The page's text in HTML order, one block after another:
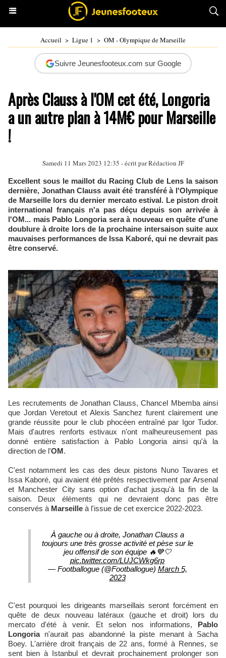
Accueil > Ligue 1 > OM - Olympique de Marseille
Suivre Jeunesfooteux.com sur Google
Après Clauss à l'OM cet été, Longoria
a un autre plan à 14M€ pour Marseille
!
Samedi 11 Mars 2023 12:35 - écrit par Rédaction JF
Excellent sous le maillot du Racing Club de Lens la saison
dernière, Jonathan Clauss avait été transféré à l'Olympique
de Marseille lors du dernier mercato estival. Le piston droit
international français n'a pas déçu depuis son arrivée à
l'OM... mais Pablo Longoria sera à nouveau en quête d'une
doublure à droite lors de la prochaine intersaison suite aux
mauvaises performances de Issa Kaboré, qui ne devrait pas
être conservé.
Les recrutements de Jonathan Clauss, Chancel Mbemba ainsi
que Jordan Veretout et Alexis Sanchez furent clairement une
grande réussite pour le club phocéen entraîné par Igor Tudor.
Mais d'autres renforts estivaux n'ont malheureusement pas
donné entière satisfaction à Pablo Longoria ainsi qu'à la
direction de l'OM.
C'est notamment les cas des deux pistons Nuno Tavares et
Issa Kaboré, qui avaient été prêtés respectivement par Arsenal
et Manchester City sans option d'achat jusqu'à la fin de la
saison. Deux éléments qui ne devraient donc pas être
conservés à Marseille à l'issue de cet exercice 2022-2023.
À gauche ou à droite, Jonathan Clauss a
toujours une très grosse activité et pèse sur le
jeu offensif de son équipe 🔥💙🤍
pic.twitter.com/LUJCWkg6rp
— Footballogue (@Footballogue) March 5,
2023
C'est pourquoi les dirigeants marseillais seront forcément en
quête de deux nouveau latéraux (gauche et droit) lors du
mercato d'été à venir. Et selon nos informations, Pablo
Longorian'aurait pas abandonné la piste menant à Sacha
Boey. L'arrière droit français de 22 ans, formé à Rennes, se
sent bien à Istanbul et devrait prochainement prolonger son